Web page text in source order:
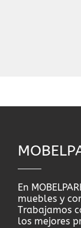
En
muebles y
Trabajamos
los mejores